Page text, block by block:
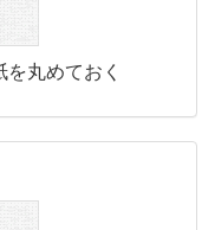
丸めておく